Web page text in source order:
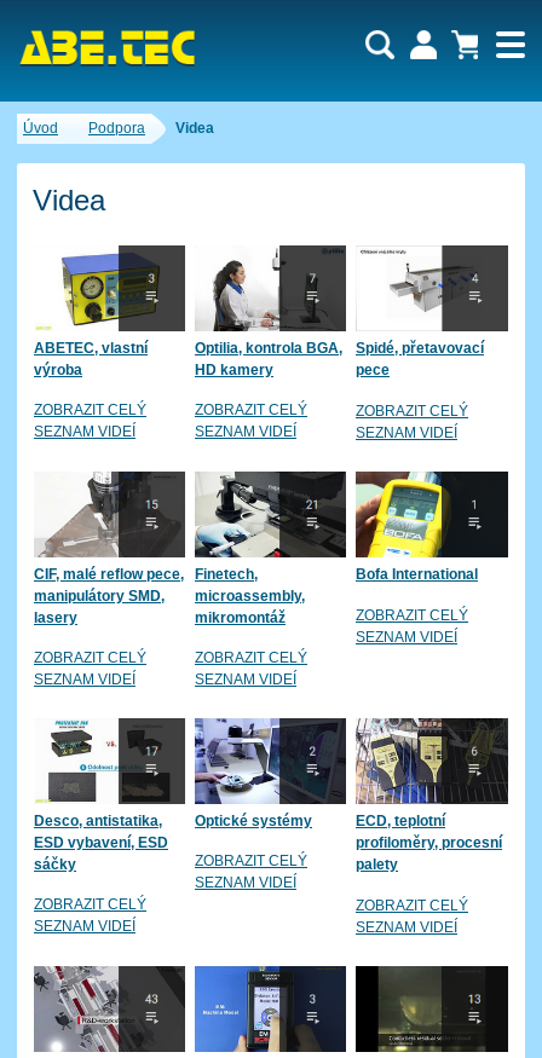
Úvod Podpora Videa
Videa
ABETEC, vlastní
výroba
ZOBRAZIT CELÝ
SEZNAM VIDEÍ
Optilia, kontrola BGA,
HD kamery
ZOBRAZIT CELÝ
SEZNAM VIDEÍ
Spidé, přetavovací
pece
ZOBRAZIT CELÝ
SEZNAM VIDEÍ
CIF, malé reflow pece,
manipulátory SMD,
lasery
ZOBRAZIT CELÝ
SEZNAM VIDEÍ
Finetech,
microassembly,
mikromontáž
ZOBRAZIT CELÝ
SEZNAM VIDEÍ
Bofa International
ZOBRAZIT CELÝ
SEZNAM VIDEÍ
Desco, antistatika,
ESD vybavení, ESD
sáčky
ZOBRAZIT CELÝ
SEZNAM VIDEÍ
Optické systémy
ZOBRAZIT CELÝ
SEZNAM VIDEÍ
ECD, teplotní
profiloměry, procesní
palety
ZOBRAZIT CELÝ
SEZNAM VIDEÍ
Cena celkem:0,00 CZK
Uživatel: